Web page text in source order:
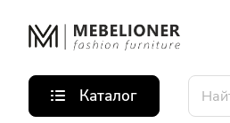
Каталог